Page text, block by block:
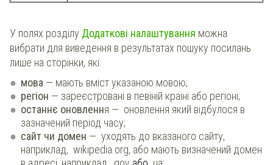
У полях розділу Додаткові налаштування можна
вибрати для виведення в результатах пошуку посилань
лише на сторінки, які:
мова — мають вміст указаною мовою;
регіон — зареєстровані в певіній країні або регіоні;
останнє оновлення — оновлення який відбулося в
зазначений період часу;
сайт чи домен — уходять до вказаного сайту,
наприклад, wikipedia.org, або мають визначений домен